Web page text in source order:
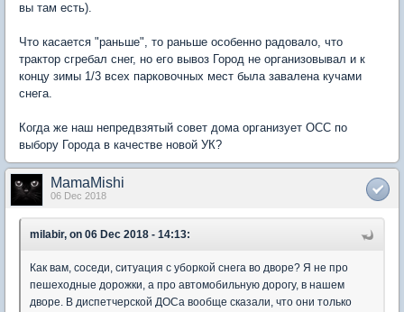
вы там есть).
Что касается "раньше", то раньше особенно радовало, что
трактор сгребал снег, но его вывоз Город не организовывал и к
концу зимы 1/3 всех парковочных мест была завалена кучами
снега.
Когда же наш непредвзятый совет дома организует ОСС по
выбору Города в качестве новой УК?
MamaMishi
06 Dec 2018
milabir, on 06 Dec 2018 - 14:13:
Как вам, соседи, ситуация с уборкой снега во дворе? Я не про
пешеходные дорожки, а про автомобильную дорогу, в нашем
дворе. В диспетчерской ДОСа вообще сказали, что они только